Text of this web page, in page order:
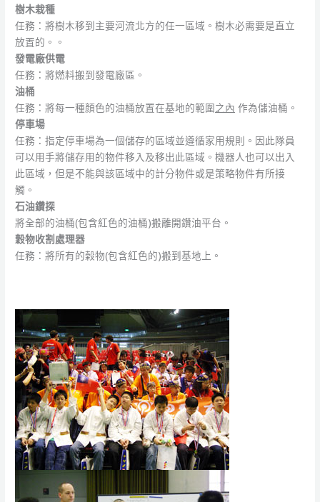
樹木栽種
任務：將樹木移到主要河流北方的任一區域。樹木必需要是直立
放置的。。
發電廠供電
任務：將燃料搬到發電廠區。
油桶
任務：將每一種顏色的油桶放置在基地的範圍之內 作為儲油桶。
停車場
任務：指定停車場為一個儲存的區域並遵循家用規則。因此隊員
可以用手將儲存用的物件移入及移出此區域。機器人也可以出入
此區域，但是不能與該區域中的計分物件或是策略物件有所接
觸。
石油鑽探
將全部的油桶(包含紅色的油桶)搬離開鑽油平台。
穀物收割處理器
任務：將所有的榖物(包含紅色的)搬到基地上。